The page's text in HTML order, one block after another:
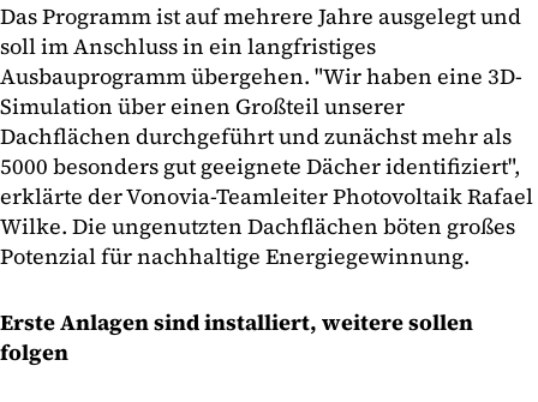
Das Programm ist auf mehrere Jahre ausgelegt und
soll im Anschluss in ein langfristiges
Ausbauprogramm übergehen. "Wir haben eine 3D-
Simulation über einen Großteil unserer
Dachflächen durchgeführt und zunächst mehr als
5000 besonders gut geeignete Dächer identifiziert",
erklärte der Vonovia-Teamleiter Photovoltaik Rafael
Wilke. Die ungenutzten Dachflächen böten großes
Potenzial für nachhaltige Energiegewinnung.
Erste Anlagen sind installiert, weitere sollen
folgen